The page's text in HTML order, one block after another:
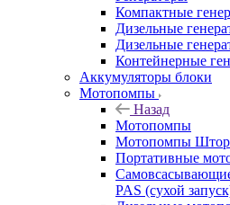
Компактные
Дизельные
Дизельные
Контейнерные
Аккумуляторы блоки
Мотопомпы
Назад
Мотопомпы
Мотопомпы
Портативные
PAS (сухой